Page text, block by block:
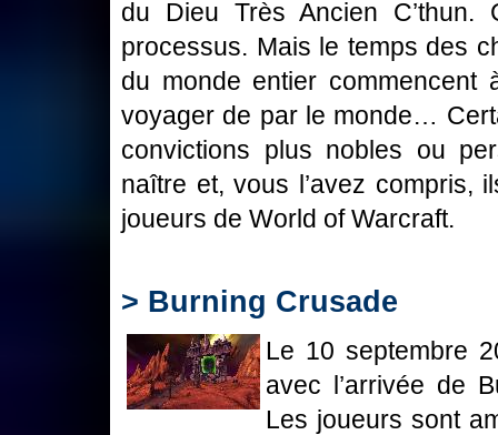
du Dieu Très Ancien
processus. Mais le temps des
du monde entier
voyager de par le monde…
convictions plus nobles ou
naître et, vous l’avez compris,
joueurs de World of Warcraft.
> Burning Crusade
Le 10 septembre
avec l’arrivée de
Les joueurs sont